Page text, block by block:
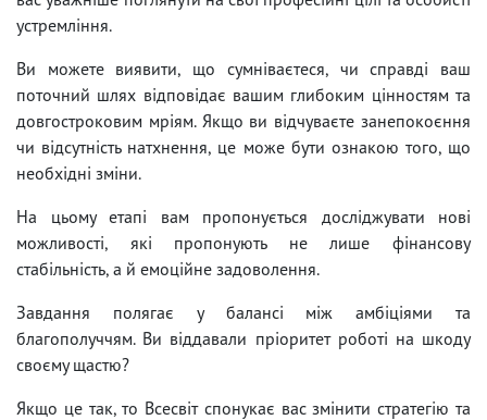
устремління.
Ви можете виявити, що сумніваєтеся, чи справді ваш
поточний шлях відповідає вашим глибоким цінностям та
довгостроковим мріям. Якщо ви відчуваєте занепокоєння
чи відсутність натхнення, це може бути ознакою того, що
необхідні зміни.
На цьому етапі вам пропонується досліджувати нові
можливості, які пропонують не лише фінансову
стабільність, а й емоційне задоволення.
Завдання полягає у балансі між амбіціями та
благополуччям. Ви віддавали пріоритет роботі на шкоду
своєму щастю?
Якщо це так, то Всесвіт спонукає вас змінити стратегію та